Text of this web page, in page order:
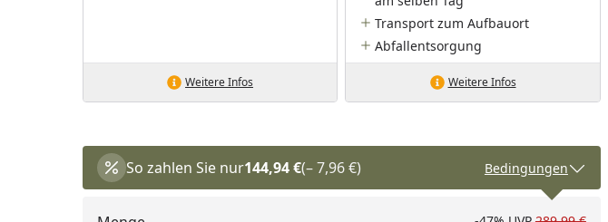
Weitere Infos
Transport zum Aufbauort
Abfallentsorgung
Weitere Infos
So zahlen Sie nur144,94 €(– 7,96 €) Bedingungen